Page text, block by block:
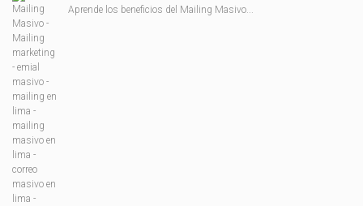
Aprende los beneficios del Mailing Masivo...